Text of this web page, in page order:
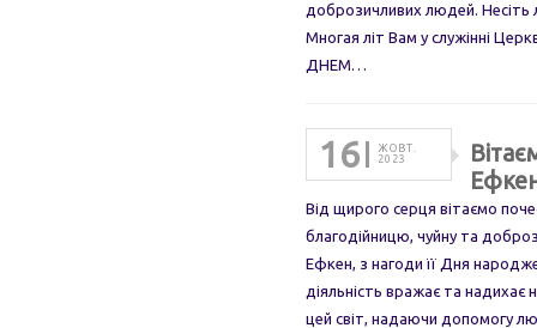
доброзичливих людей. Несіть
Многая літ Вам у служінні
ДНЕМ…
16
ЖОВТ.
2023
Від щирого серця вітаємо
благодійницю, чуйну та
Ефкен, з нагоди її Дня
діяльність вражає та надихає
цей світ, надаючи допомогу